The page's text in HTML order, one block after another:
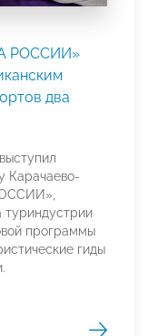
РОССИИ»
два
Карачаево-
туриндустрии
программы
гиды